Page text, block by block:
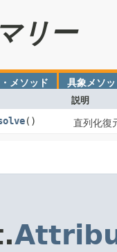
リー
メソッド 具象メソ
説明
() 直列化復